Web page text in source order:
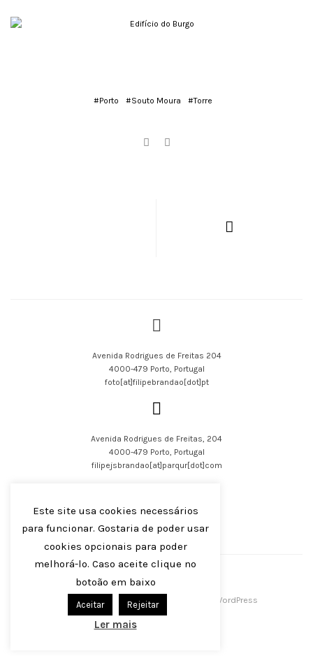
#Porto #Souto Moura #Torre
Avenida Rodrigues de Freitas 204
4000-479 Porto, Portugal
foto[at]filipebrandao[dot]pt
Avenida Rodrigues de Freitas, 204
4000-479 Porto, Portugal
filipejsbrandao[at]parqur[dot]com
English Português
Filipe J S Brandão 2016-2023
Centreal Plus by Northeme WordPress
Este site usa cookies necessários
para funcionar. Gostaria de poder usar
cookies opcionais para poder
melhorá-lo. Caso aceite clique no
botoão em baixo
Aceitar Rejeitar
Ler mais